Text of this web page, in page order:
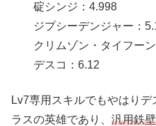
碇シンジ：4.998
ジプシーデンジャー：
クリムゾン・タイフーン
デスコ：6.12
Lv7専用スキルでもやはり
ラスの英雄であり、 汎用鉄